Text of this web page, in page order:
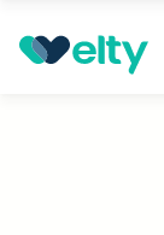
Prenota visita